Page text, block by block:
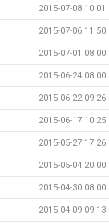
2015-07-08 10:01
2015-07-06 11:50
2015-07-01 08:00
2015-06-24 08:00
2015-06-22 09:26
2015-06-17 10:25
2015-05-27 17:26
2015-05-04 20:00
2015-04-30 08:00
2015-04-09 09:13